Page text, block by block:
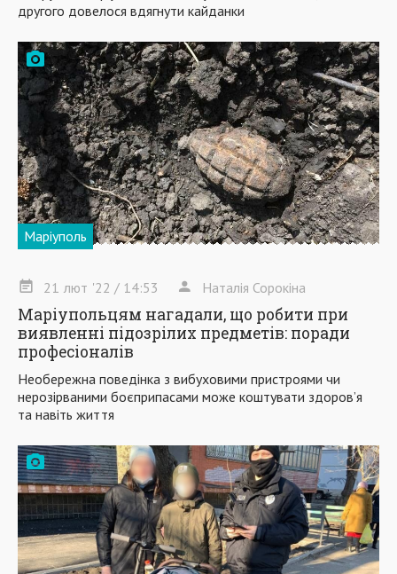
другого довелося вдягнути кайданки
Маріуполь
21 лют '22 / 14:53 Наталія Сорокіна
Маріупольцям нагадали, що робити при
виявленні підозрілих предметів: поради
професіоналів
Необережна поведінка з вибуховими пристроями чи
нерозірваними боєприпасами може коштувати здоров’я
та навіть життя